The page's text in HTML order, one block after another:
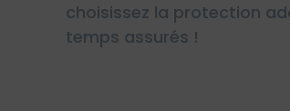
choisissez la protection
temps assurés !